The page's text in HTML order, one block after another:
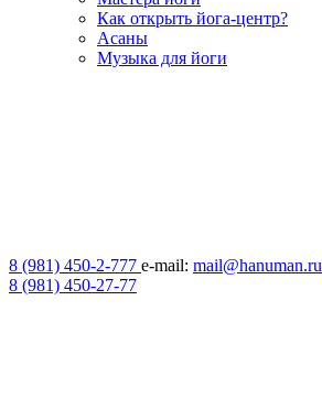
Как открыть йога-центр?
Асаны
Музыка для йоги
8 (981) 450-2-777 e-mail: mail@hanuman.ru
8 (981) 450-27-77